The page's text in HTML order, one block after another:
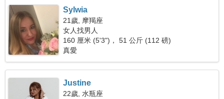
Sylwia
21歲, 摩羯座
女人找男人
160 厘米 (5'3")， 51 公斤 (112 磅)
真愛
Justine
22歲, 水瓶座